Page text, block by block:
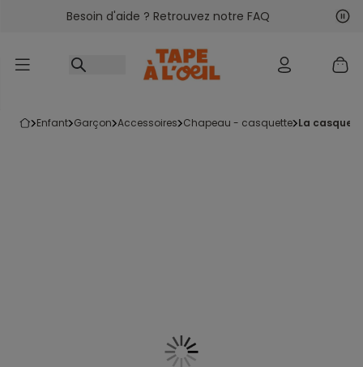
Accéder au contenu
Besoin d'aide ? Retrouvez notre FAQ
enfant garçon accessoires chapeau - casquette la